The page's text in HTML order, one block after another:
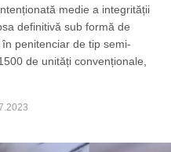
medie a integrității
definitivă sub formă de
penitenciar de tip semi-
de unități convenționale,